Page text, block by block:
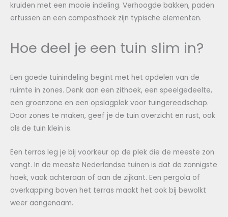
kruiden met een mooie indeling. Verhoogde bakken, paden
ertussen en een composthoek zijn typische elementen.
Hoe deel je een tuin slim in?
Een goede tuinindeling begint met het opdelen van de
ruimte in zones. Denk aan een zithoek, een speelgedeelte,
een groenzone en een opslagplek voor tuingereedschap.
Door zones te maken, geef je de tuin overzicht en rust, ook
als de tuin klein is.
Een terras leg je bij voorkeur op de plek die de meeste zon
vangt. In de meeste Nederlandse tuinen is dat de zonnigste
hoek, vaak achteraan of aan de zijkant. Een pergola of
overkapping boven het terras maakt het ook bij bewolkt
weer aangenaam.